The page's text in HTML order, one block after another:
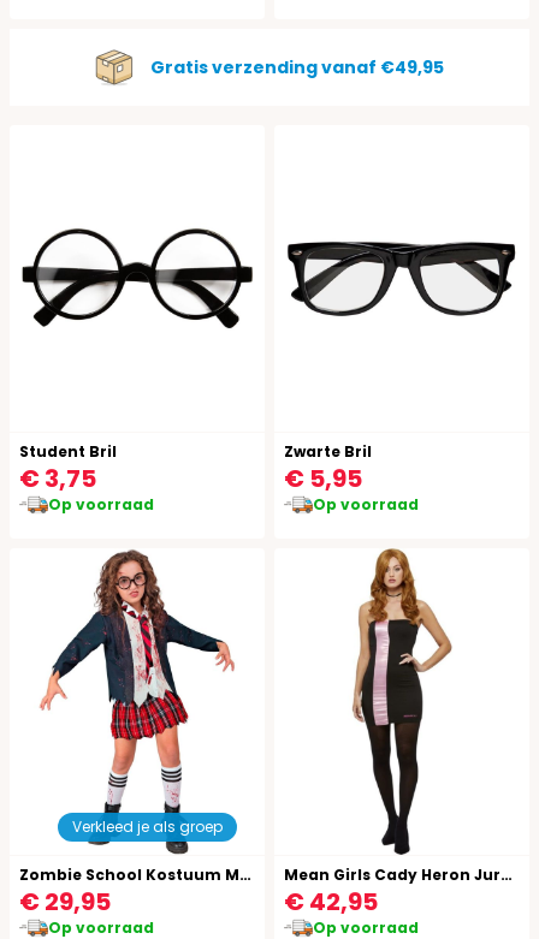
Gratis verzending vanaf €49,95
Student Bril
€ 3,75
Op voorraad
Zwarte Bril
€ 5,95
Op voorraad
Verkleed je als groep
Zombie School Kostuum Meisjes
€ 29,95
Op voorraad
Mean Girls Cady Heron Jurk Dames Zwart
€ 42,95
Op voorraad